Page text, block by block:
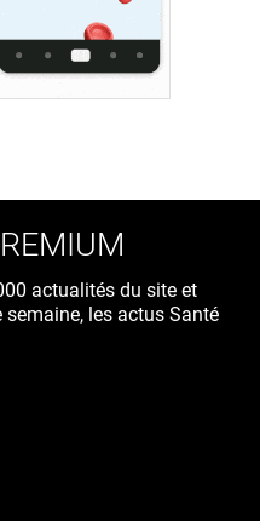
actualités du site et
les actus Santé